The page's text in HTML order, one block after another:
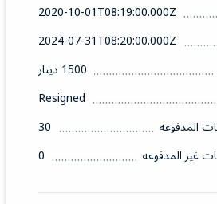
2020-10-01T08:19:00.000Z
2024-07-31T08:20:00.000Z
1500 دينار
Resigned
المدفوعه
30
غير المدفوعه
0